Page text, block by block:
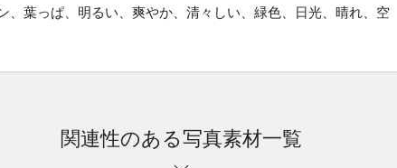
、葉っぱ、明るい、爽やか、清々しい、緑色、日光、晴れ、空
関連性のある写真素材一覧